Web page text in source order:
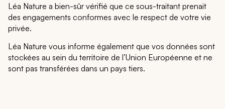
Léa Nature a bien-sûr vérifié que ce sous-traitant prenait
des engagements conformes avec le respect de votre vie
privée.
Léa Nature vous informe également que vos données sont
stockées au sein du territoire de l’Union Européenne et ne
sont pas transférées dans un pays tiers.